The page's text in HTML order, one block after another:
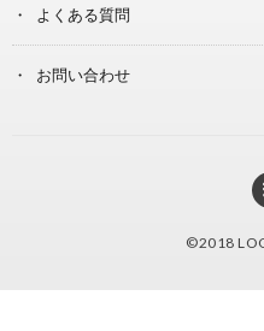
よくある質問
お問い合わせ
©2018